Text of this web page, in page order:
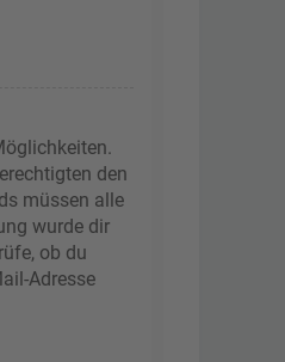
den
müssen alle
wurde dir
ob du
Adresse